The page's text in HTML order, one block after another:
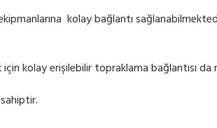
kolay bağlantı
kolay erişilebilir topraklama bağlantısı